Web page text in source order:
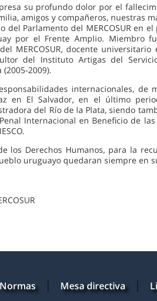
su profundo dolor por el
amigos y compañeros, nuestras
del Parlamento del MERCOSUR en
por el Frente Amplio. Miembro
MERCOSUR, docente
del Instituto Artigas del
2009).
internacionales,
en El Salvador, en el último
del Río de la Plata, siendo
Internacional en Beneficio de las
los Derechos Humanos, para la
uruguayo quedaran siempre en
Mesa directiva